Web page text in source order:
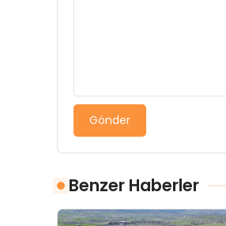
Gönder
Benzer Haberler